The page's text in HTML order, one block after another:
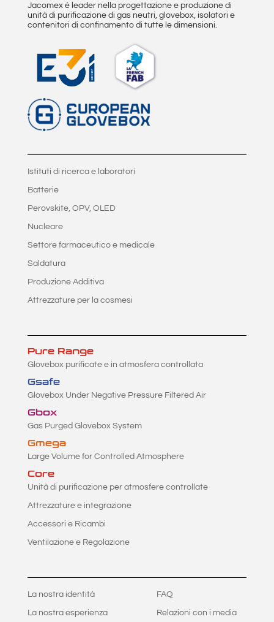
Jacomex è leader nella progettazione e produzione di
unità di purificazione di gas neutri, glovebox, isolatori e
contenitori di confinamento di tutte le dimensioni.
Istituti di ricerca e laboratori
Batterie
Perovskite, OPV, OLED
Nucleare
Settore farmaceutico e medicale
Saldatura
Produzione Additiva
Attrezzature per la cosmesi
Pure Range
Glovebox purificate e in atmosfera controllata
Gsafe
Glovebox Under Negative Pressure Filtered Air
Gbox
Gas Purged Glovebox System
Gmega
Large Volume for Controlled Atmosphere
Core
Unità di purificazione per atmosfere controllate
Attrezzature e integrazione
Accessori e Ricambi
Ventilazione e Regolazione
La nostra identità
La nostra esperienza
FAQ
Relazioni con i media